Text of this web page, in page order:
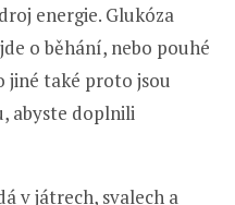
energie. Glukóza
o běhání, nebo pouhé
jiné také proto jsou
abyste doplnili
v játrech, svalech a